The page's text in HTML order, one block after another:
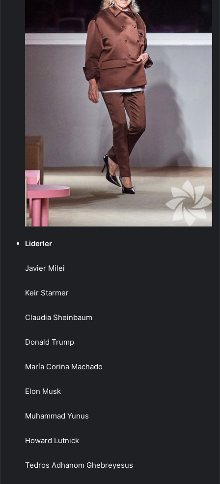
Liderler
Javier Milei
Keir Starmer
Claudia Sheinbaum
Donald Trump
María Corina Machado
Elon Musk
Muhammad Yunus
Howard Lutnick
Tedros Adhanom Ghebreyesus